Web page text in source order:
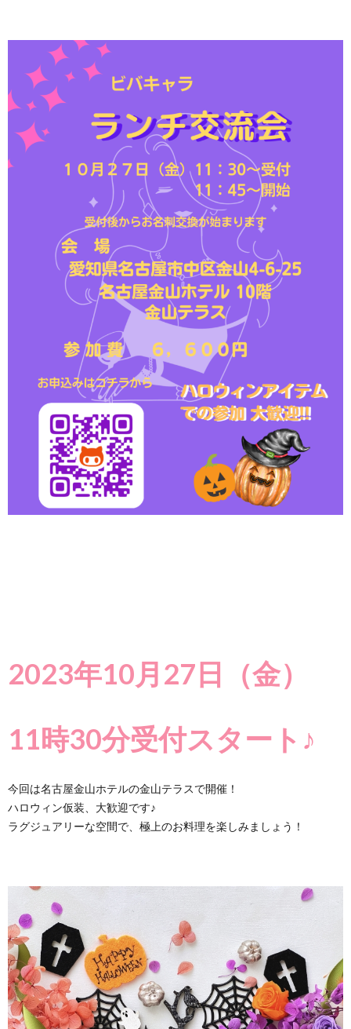
2023年10月27日（金）
11時30分受付スタート♪
今回は名古屋金山ホテルの金山テラスで開催！
ハロウィン仮装、大歓迎です♪
ラグジュアリーな空間で、極上のお料理を楽しみましょう！